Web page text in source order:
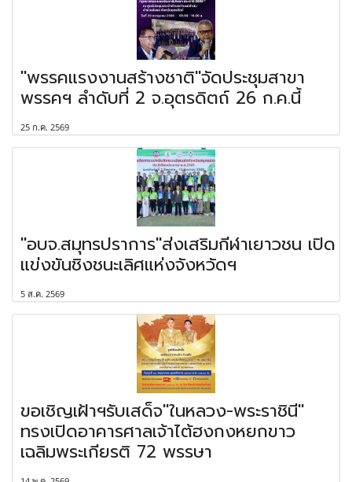
"พรรคแรงงานสร้างชาติ"จัดประชุมสาขา
พรรคฯ ลำดับที่ 2 จ.อุตรดิตถ์ 26 ก.ค.นี้
25 ก.ค. 2569
"อบจ.สมุทรปราการ"ส่งเสริมกีฬาเยาวชน เปิด
แข่งขันชิงชนะเลิศแห่งจังหวัดฯ
5 ส.ค. 2569
ขอเชิญเฝ้าฯรับเสด็จ"ในหลวง-พระราชินี"
ทรงเปิดอาคารศาลเจ้าไต้ฮงกงหยกขาว
เฉลิมพระเกียรติ 72 พรรษา